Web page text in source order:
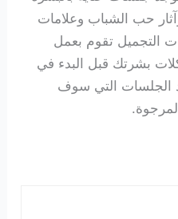
حب الشباب وعلامات
التجميل تقوم بعمل
بشرتك قبل البدء في
الجلسات التي سوف